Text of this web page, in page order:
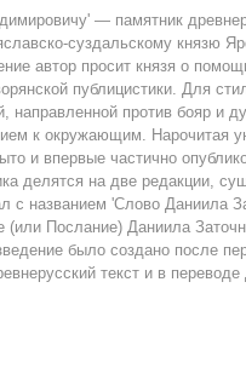
— памятник
суздальскому князю
автор просит князя о
публицистики. Для
против бояр и
к окружающим. Нарочитая
и впервые частично
делятся на две редакции,
с названием 'Слово Даниила
Послание) Даниила
было создано после
текст и в